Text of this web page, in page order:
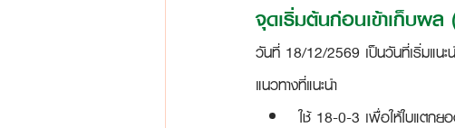
จุดเริ่มต้นก่อนเข้าเก็บผ
วันที่ 18/12/2569 เป็นวันที่เริ่มแ
แนวทางที่แนะนำ
ใช้ 18-0-3 เพื่อให้ใบแตก